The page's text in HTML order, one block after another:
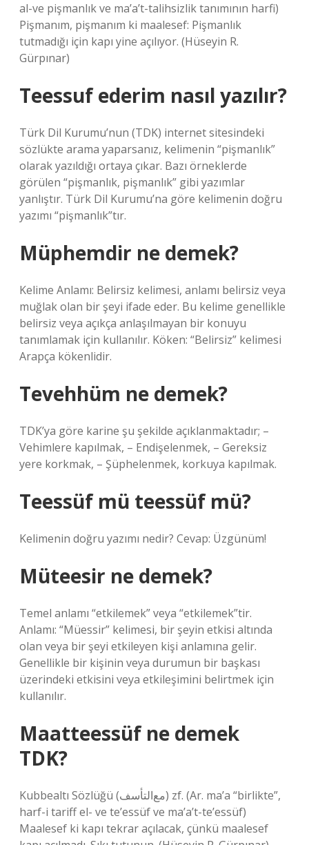
al-ve pişmanlık ve ma’a’t-talihsizlik tanımının harfi)
Pişmanım, pişmanım ki maalesef: Pişmanlık
tutmadığı için kapı yine açılıyor. (Hüseyin R.
Gürpınar)
Teessuf ederim nasıl yazılır?
Türk Dil Kurumu’nun (TDK) internet sitesindeki
sözlükte arama yaparsanız, kelimenin “pişmanlık”
olarak yazıldığı ortaya çıkar. Bazı örneklerde
görülen “pişmanlık, pişmanlık” gibi yazımlar
yanlıştır. Türk Dil Kurumu’na göre kelimenin doğru
yazımı “pişmanlık”tır.
Müphemdir ne demek?
Kelime Anlamı: Belirsiz kelimesi, anlamı belirsiz veya
muğlak olan bir şeyi ifade eder. Bu kelime genellikle
belirsiz veya açıkça anlaşılmayan bir konuyu
tanımlamak için kullanılır. Köken: “Belirsiz” kelimesi
Arapça kökenlidir.
Tevehhüm ne demek?
TDK’ya göre karine şu şekilde açıklanmaktadır; –
Vehimlere kapılmak, – Endişelenmek, – Gereksiz
yere korkmak, – Şüphelenmek, korkuya kapılmak.
Teessüf mü teessüf mü?
Kelimenin doğru yazımı nedir? Cevap: Üzgünüm!
Müteesir ne demek?
Temel anlamı “etkilemek” veya “etkilemek”tir.
Anlamı: “Müessir” kelimesi, bir şeyin etkisi altında
olan veya bir şeyi etkileyen kişi anlamına gelir.
Genellikle bir kişinin veya durumun bir başkası
üzerindeki etkisini veya etkileşimini belirtmek için
kullanılır.
Maatteessüf ne demek
TDK?
Kubbealtı Sözlüğü (ﻣﻊﺍﻟﺘﺄﺳﻒ) zf. (Ar. ma’a “birlikte”,
harf-i tariff el- ve te’essüf ve ma’a’t-te’essüf)
Maalesef ki kapı tekrar açılacak, çünkü maalesef